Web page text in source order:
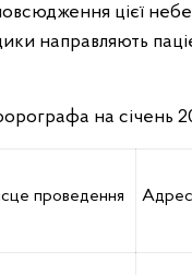
цієї
направляють
на січень
проведення